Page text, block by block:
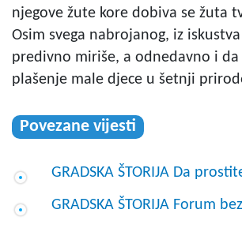
njegove žute kore dobiva se žuta
Osim svega nabrojanog, iz
predivno miriše, a odnedavno i da
plašenje male djece u šetnji
Povezane vijesti
GRADSKA ŠTORIJA Da
GRADSKA ŠTORIJA Forum